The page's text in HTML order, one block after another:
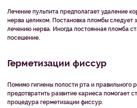
Лечение пульпита предполагает удаление
нерва целиком. Постановка пломбы следует
лечению нерва. Иногда постоянная пломба
посешение.
Герметизации фиссур
Помимо гигиены полости рта и правильного
предотвратить развитие кариеса помогает
процедура герметизации фиссур.